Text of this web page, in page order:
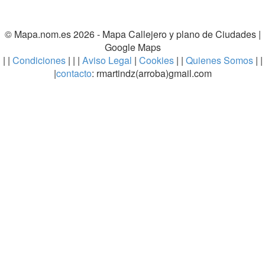
© Mapa.nom.es 2026 - Mapa Callejero y plano de Ciudades|
Google Maps
| | Condiciones| | | Aviso Legal | Cookies | | Quienes Somos | |
|contacto: rmartindz(arroba)gmail.com